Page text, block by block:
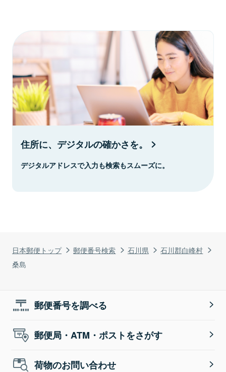
日本郵便トップ 郵便番号検索 石川県
石川郡白峰村
桑島
住所に、デジタルの確かさを。
デジタルアドレスで入力も検索もスムーズに。
郵便番号を調べる
郵便局・ATM・ポストをさがす
荷物のお問い合わせ